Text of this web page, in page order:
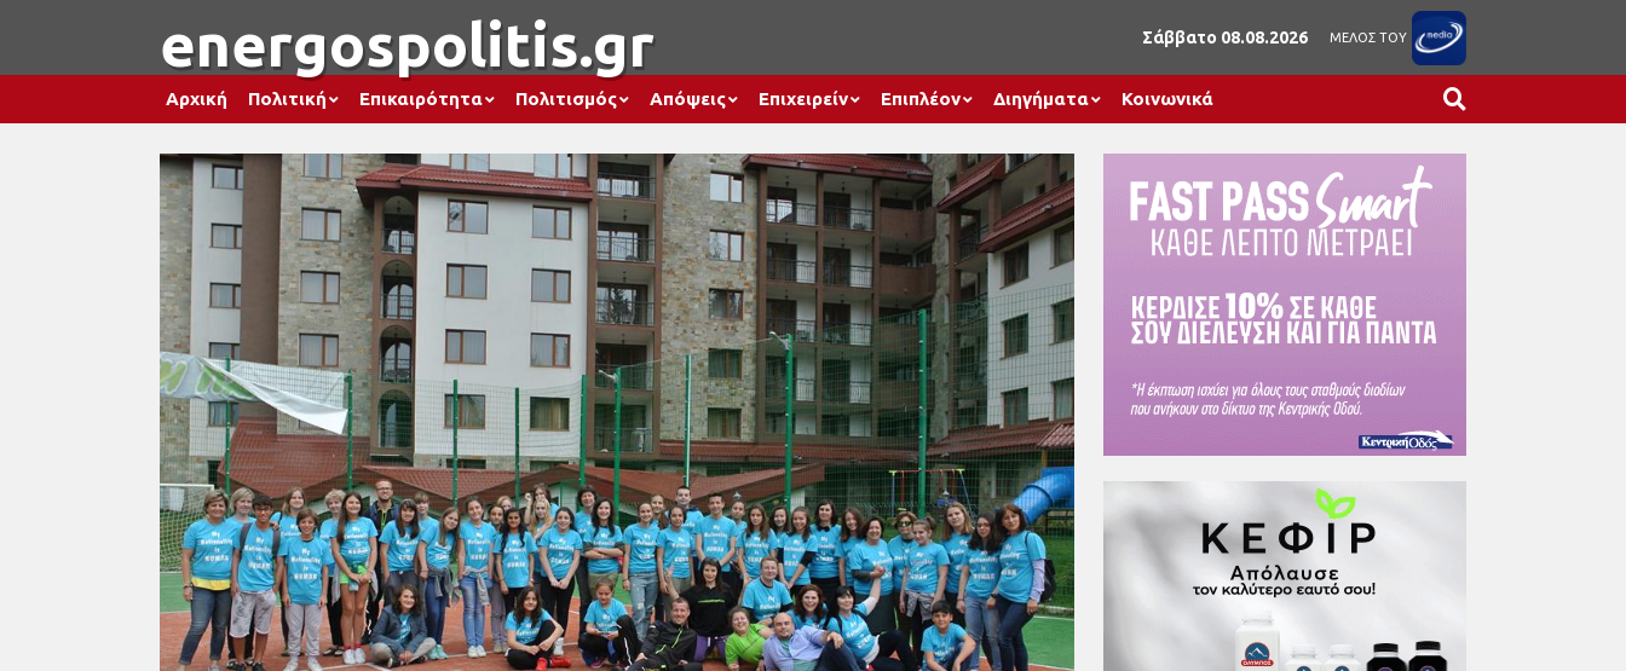
energospolitis.gr Σάββατο 08.08.2026 ΜΕΛΟΣ ΤΟΥ
Αρχική Πολιτική Επικαιρότητα Πολιτισμός Απόψεις Επιχειρείν Επιπλέον Διηγήματα Κοινωνικά